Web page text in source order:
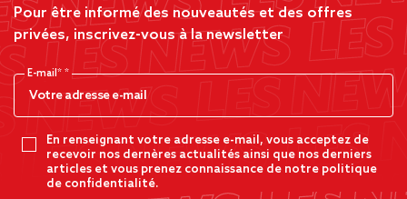
Pour être informé des nouveautés et des offres
privées, inscrivez-vous à la newsletter
E-mail*
En renseignant votre adresse e-mail, vous acceptez de
recevoir nos dernères actualités ainsi que nos derniers
articles et vous prenez connaissance de notre politique
de confidentialité.